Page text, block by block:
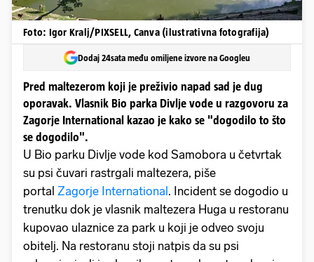
Foto: Igor Kralj/PIXSELL, Canva (ilustrativna fotografija)
Dodaj 24sata među omiljene izvore na Googleu
Pred maltezerom koji je preživio napad sad je dug
oporavak. Vlasnik Bio parka Divlje vode u razgovoru za
Zagorje International kazao je kako se "dogodilo to što
se dogodilo".
U Bio parku Divlje vode kod Samobora u četvrtak
su psi čuvari rastrgali maltezera, piše
portal Zagorje International . Incident se dogodio u
trenutku dok je vlasnik maltezera Huga u restoranu
kupovao ulaznice za park u koji je odveo svoju
obitelj. Na restoranu stoji natpis da su psi